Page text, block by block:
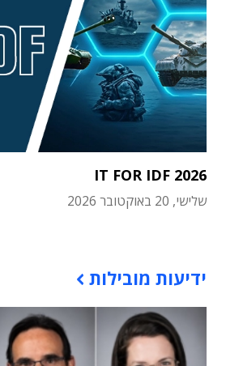
IT FOR IDF 2026
שלישי, 20 באוקטובר 2026
ידיעות מובילות